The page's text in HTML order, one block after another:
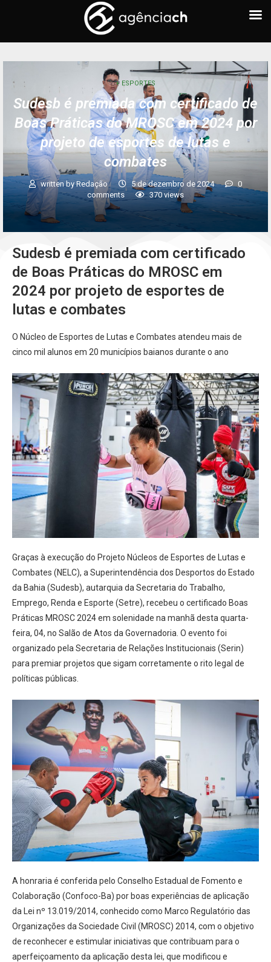
+ ESPORTES
Sudesb é premiada com certificado de
Boas Práticas do MROSC em 2024 por
projeto de esportes de lutas e
combates
written byRedação 5 de dezembro de 2024
0
comments
370 views
Sudesb é premiada com certificado
de Boas Práticas do MROSC em
2024 por projeto de esportes de
lutas e combates
O Núcleo de Esportes de Lutas e Combates atendeu mais de
cinco mil alunos em 20 municípios baianos durante o ano
Graças à execução do Projeto Núcleos de Esportes de Lutas e
Combates (NELC), a Superintendência dos Desportos do Estado
da Bahia (Sudesb), autarquia da Secretaria do Trabalho,
Emprego, Renda e Esporte (Setre), recebeu o certificado Boas
Práticas MROSC 2024 em solenidade na manhã desta quarta-
feira, 04, no Salão de Atos da Governadoria. O evento foi
organizado pela Secretaria de Relações Institucionais (Serin)
para premiar projetos que sigam corretamente o rito legal de
políticas públicas.
A honraria é conferida pelo Conselho Estadual de Fomento e
Colaboração (Confoco-Ba) por boas experiências de aplicação
da Lei nº 13.019/2014, conhecido como Marco Regulatório das
Organizações da Sociedade Civil (MROSC) 2014, com o objetivo
de reconhecer e estimular iniciativas que contribuam para o
aperfeiçoamento da aplicação desta lei, que modificou e